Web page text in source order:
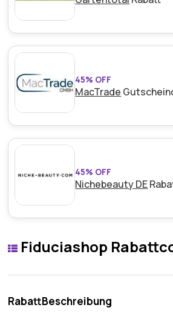
45% OFF
MacTrade
45% OFF
Nichebeauty DE
Fiduciashop
RabattBeschreibung